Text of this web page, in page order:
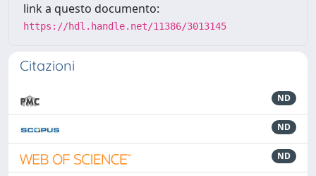
link a questo documento:
https://hdl.handle.net/11386/3013145
Citazioni
ND
ND
ND